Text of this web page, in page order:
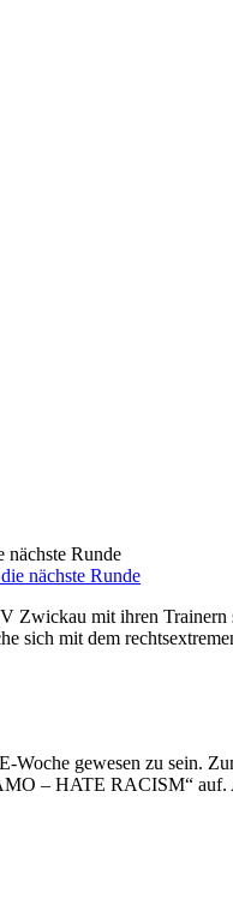
Runde
Zwickau mit ihren
sich mit dem
Woche gewesen zu sein.
– HATE RACISM“ auf.